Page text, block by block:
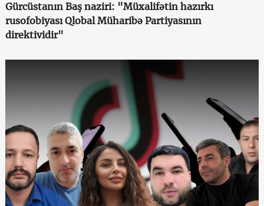
Gürcüstanın Baş naziri: "Müxalifətin hazırkı
rusofobiyası Qlobal Müharibə Partiyasının
direktividir"